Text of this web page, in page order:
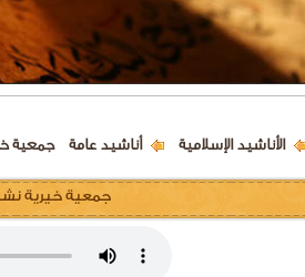
الأناشيد الإسلامية أناشيد عامة جمعية
جمعية خيرية